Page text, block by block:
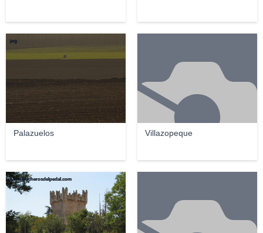
Palazuelos
jog
Villazopeque
www.alucherosdelpedal.com